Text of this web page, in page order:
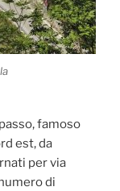
famoso
est, da
per via
di